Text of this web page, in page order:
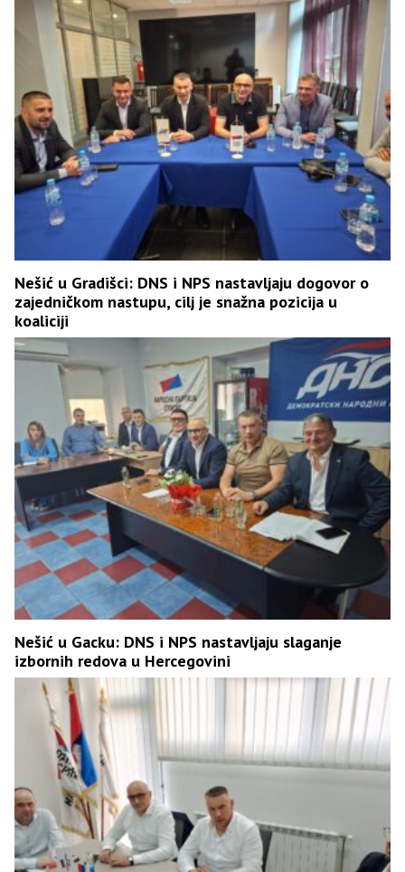
Nešić u Gradišci: DNS i NPS nastavljaju dogovor o
zajedničkom nastupu, cilj je snažna pozicija u
koaliciji
Nešić u Gacku: DNS i NPS nastavljaju slaganje
izbornih redova u Hercegovini